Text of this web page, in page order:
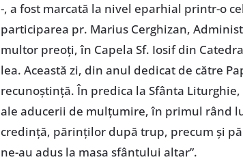
-, a fost marcată la nivel eparhial printr-o
participarea pr. Marius Cerghizan,
multor preoți, în Capela Sf. Iosif din
lea. Această zi, din anul dedicat de către
recunoștință. În predica la Sfânta
ale aducerii de mulțumire, în primul rând
credință, părinților după trup, precum și
ne-au adus la masa sfântului altar”.